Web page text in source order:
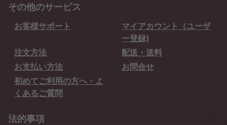
その他のサービス
お客様サポート
マイアカウント（ユーザ
ー登録)
注文方法
配送・送料
お支払い方法
お問合せ
初めてご利用の方へ・よ
くあるご質問
法的事項